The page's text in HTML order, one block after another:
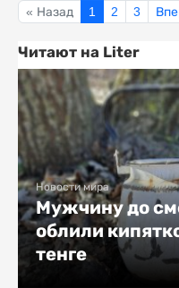
« Назад 1 2 3
Читают на Liter
Новости мира
Мужчину до
облили
тенге